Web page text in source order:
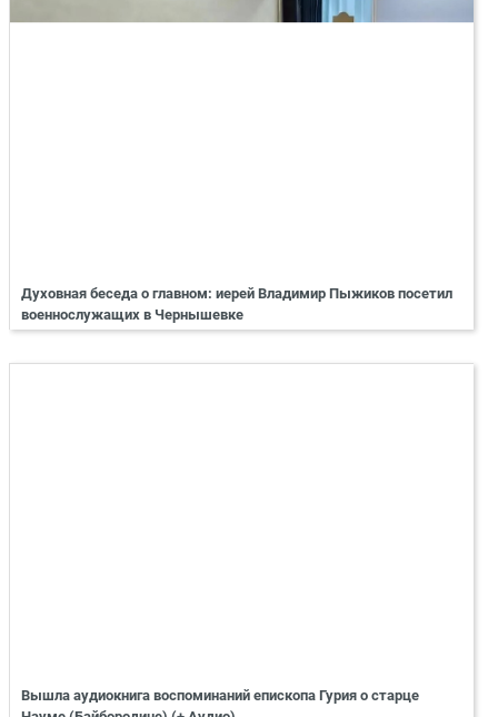
Духовная беседа о главном: иерей Владимир Пыжиков посетил
военнослужащих в Чернышевке
Вышла аудиокнига воспоминаний епископа Гурия о старце